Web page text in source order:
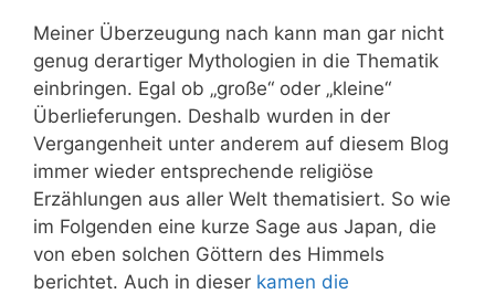
Meiner Überzeugung nach kann man gar nicht
genug derartiger Mythologien in die Thematik
einbringen. Egal ob „große“ oder „kleine“
Überlieferungen. Deshalb wurden in der
Vergangenheit unter anderem auf diesem Blog
immer wieder entsprechende religiöse
Erzählungen aus aller Welt thematisiert. So wie
im Folgenden eine kurze Sage aus Japan, die
von eben solchen Göttern des Himmels
berichtet. Auch in dieser kamen die